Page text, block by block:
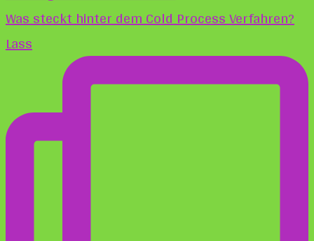
Was steckt hinter dem Cold Process Verfahren?
Lass